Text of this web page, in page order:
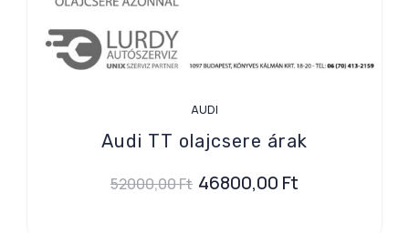
AUDI
Audi TT olajcsere árak
52000,00Ft 46800,00 Ft